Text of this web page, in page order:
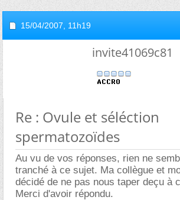
15/04/2007, 11h19
invite41069c81
Re : Ovule et séléction
spermatozoïdes
Au vu de vos réponses, rien ne
tranché à ce sujet. Ma collègue et
décidé de ne pas nous taper deçu à
Merci d'avoir répondu.